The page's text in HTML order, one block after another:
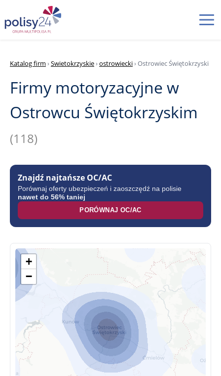
Katalog firm ›Swietokrzyskie›ostrowiecki› Ostrowiec Świętokrzyski
Firmy motoryzacyjne w
Ostrowcu Świętokrzyskim
(118)
Znajdź najtańsze OC/AC
Porównaj oferty ubezpieczeń i zaoszczędź na polisie
nawet do 56% taniej
PORÓWNAJ OC/AC
+
−